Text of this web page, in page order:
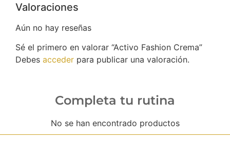
Valoraciones
Aún no hay reseñas
Sé el primero en valorar “Activo Fashion Crema”
Debes acceder para publicar una valoración.
Completa tu rutina
No se han encontrado productos